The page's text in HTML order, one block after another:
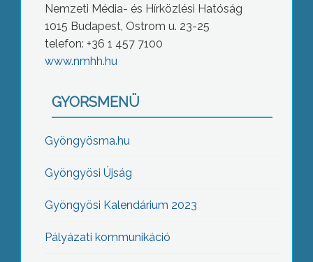
Nemzeti Média- és Hírközlési Hatóság
1015 Budapest, Ostrom u. 23-25
telefon: +36 1 457 7100
www.nmhh.hu
GYORSMENÜ
Gyöngyösma.hu
Gyöngyösi Újság
Gyöngyösi Kalendárium 2023
Pályázati kommunikáció